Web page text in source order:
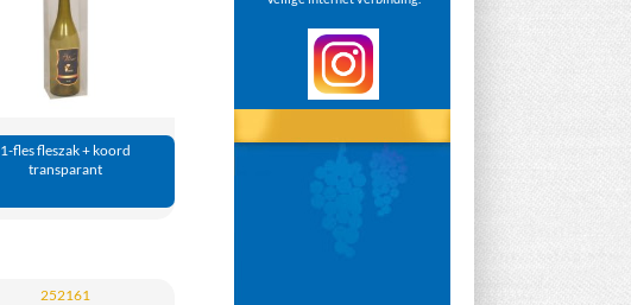
1-fles fleszak + koord
transparant
252161